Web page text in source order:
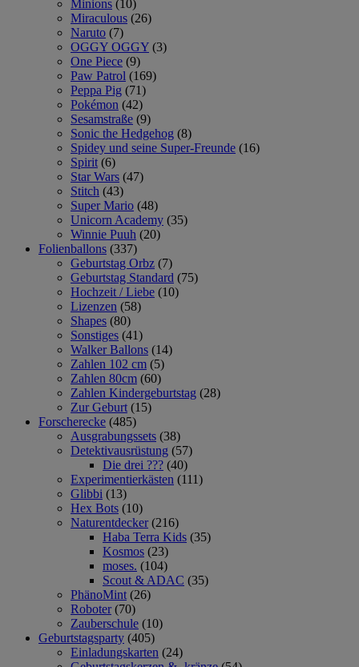
Minions (10)
Miraculous (26)
Naruto (7)
OGGY OGGY (3)
One Piece (9)
Paw Patrol (169)
Peppa Pig (71)
Pokémon (42)
Sesamstraße (9)
Sonic the Hedgehog (8)
Spidey und seine Super-Freunde (16)
Spirit (6)
Star Wars (47)
Stitch (43)
Super Mario (48)
Unicorn Academy (35)
Winnie Puuh (20)
Folienballons (337)
Geburtstag Orbz (7)
Geburtstag Standard (75)
Hochzeit / Liebe (10)
Lizenzen (58)
Shapes (80)
Sonstiges (41)
Walker Ballons (14)
Zahlen 102 cm (5)
Zahlen 80cm (60)
Zahlen Kindergeburtstag (28)
Zur Geburt (15)
Forscherecke (485)
Ausgrabungssets (38)
Detektivausrüstung (57)
Die drei ??? (40)
Experimentierkästen (111)
Glibbi (13)
Hex Bots (10)
Naturentdecker (216)
Haba Terra Kids (35)
Kosmos (23)
moses. (104)
Scout & ADAC (35)
PhänoMint (26)
Roboter (70)
Zauberschule (10)
Geburtstagsparty (405)
Einladungskarten (24)